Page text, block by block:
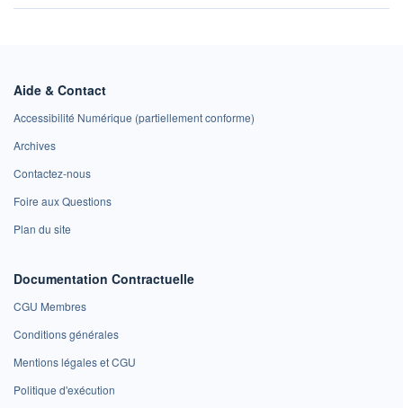
Aide & Contact
Accessibilité Numérique (partiellement conforme)
Archives
Contactez-nous
Foire aux Questions
Plan du site
Documentation Contractuelle
CGU Membres
Conditions générales
Mentions légales et CGU
Politique d'exécution